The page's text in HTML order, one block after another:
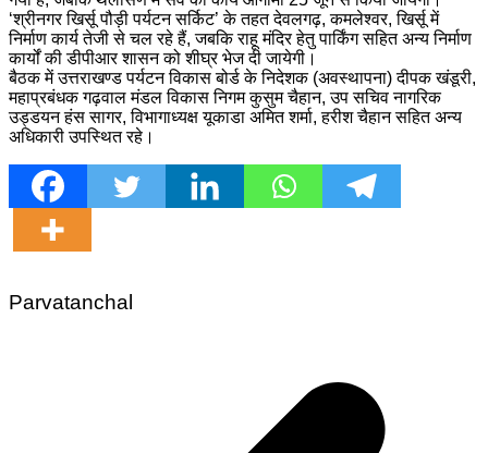
‘श्रीनगर खिर्सू पौड़ी पर्यटन सर्किट’ के तहत देवलगढ़, कमलेश्वर, खिर्सू में
निर्माण कार्य तेजी से चल रहे हैं, जबकि राहू मंदिर हेतु पार्किंग सहित अन्य निर्माण
कार्यों की डीपीआर शासन को शीघ्र भेज दी जायेगी।
बैठक में उत्तराखण्ड पर्यटन विकास बोर्ड के निदेशक (अवस्थापना) दीपक खंडूरी,
महाप्रबंधक गढ़वाल मंडल विकास निगम कुसुम चैहान, उप सचिव नागरिक
उड्डयन हंस सागर, विभागाध्यक्ष यूकाडा अमित शर्मा, हरीश चैहान सहित अन्य
अधिकारी उपस्थित रहे।
Parvatanchal